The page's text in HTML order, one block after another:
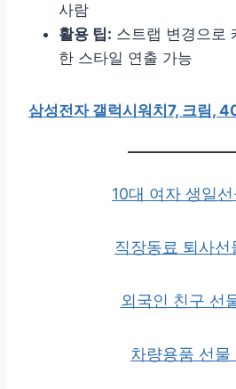
사람
활용 팁: 스트랩 변경으로
한 스타일 연출 가능
삼성전자 갤럭시워치7, 크림,
10대 여자 생일
직장동료 퇴사선
외국인 친구 선
차량용품 선물